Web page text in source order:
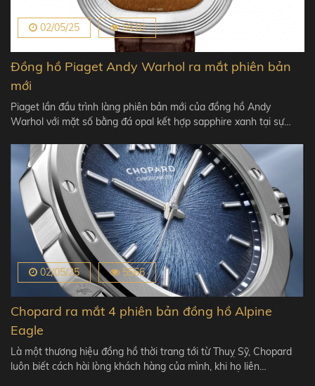
02/05/25 5610
Đồng hồ Piaget Andy Warhol ra mắt phiên bản
mới
Piaget lần đầu trình làng phiên bản mới của đồng hồ Andy
Warhol với mặt số bằng đá opal kết hợp sapphire xanh tại sự…
02/05/25 5566
Chopard ra mắt 4 phiên bản đồng hồ Alpine
Eagle
Là một thương hiệu đồng hồ thời trang tới từ Thuỵ Sỹ, Chopard
luôn biết cách hài lòng khách hàng của mình, khi họ liên…